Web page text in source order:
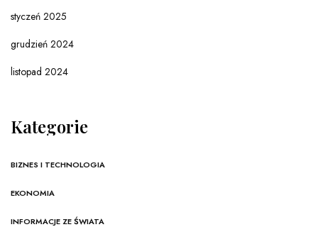
styczeń 2025
grudzień 2024
listopad 2024
Kategorie
BIZNES I TECHNOLOGIA
EKONOMIA
INFORMACJE ZE ŚWIATA